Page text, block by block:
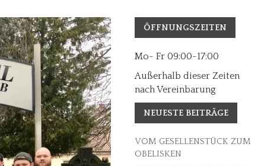
ÖFFNUNGSZEITEN
Mo- Fr 09:00-17:00
Außerhalb dieser Zeiten
nach Vereinbarung
NEUESTE BEITRÄGE
VOM GESELLENSTÜCK ZUM
OBELISKEN